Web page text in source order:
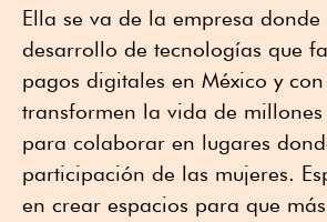
Ella se va de la empresa donde
desarrollo de tecnologías que
pagos digitales en México y con
transformen la vida de millones
para colaborar en lugares
participación de las mujeres.
en crear espacios para que